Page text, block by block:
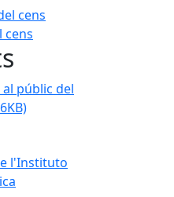
cens
cens
públic del
l'Instituto